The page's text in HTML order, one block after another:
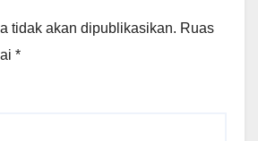
tidak akan dipublikasikan. Ruas
*